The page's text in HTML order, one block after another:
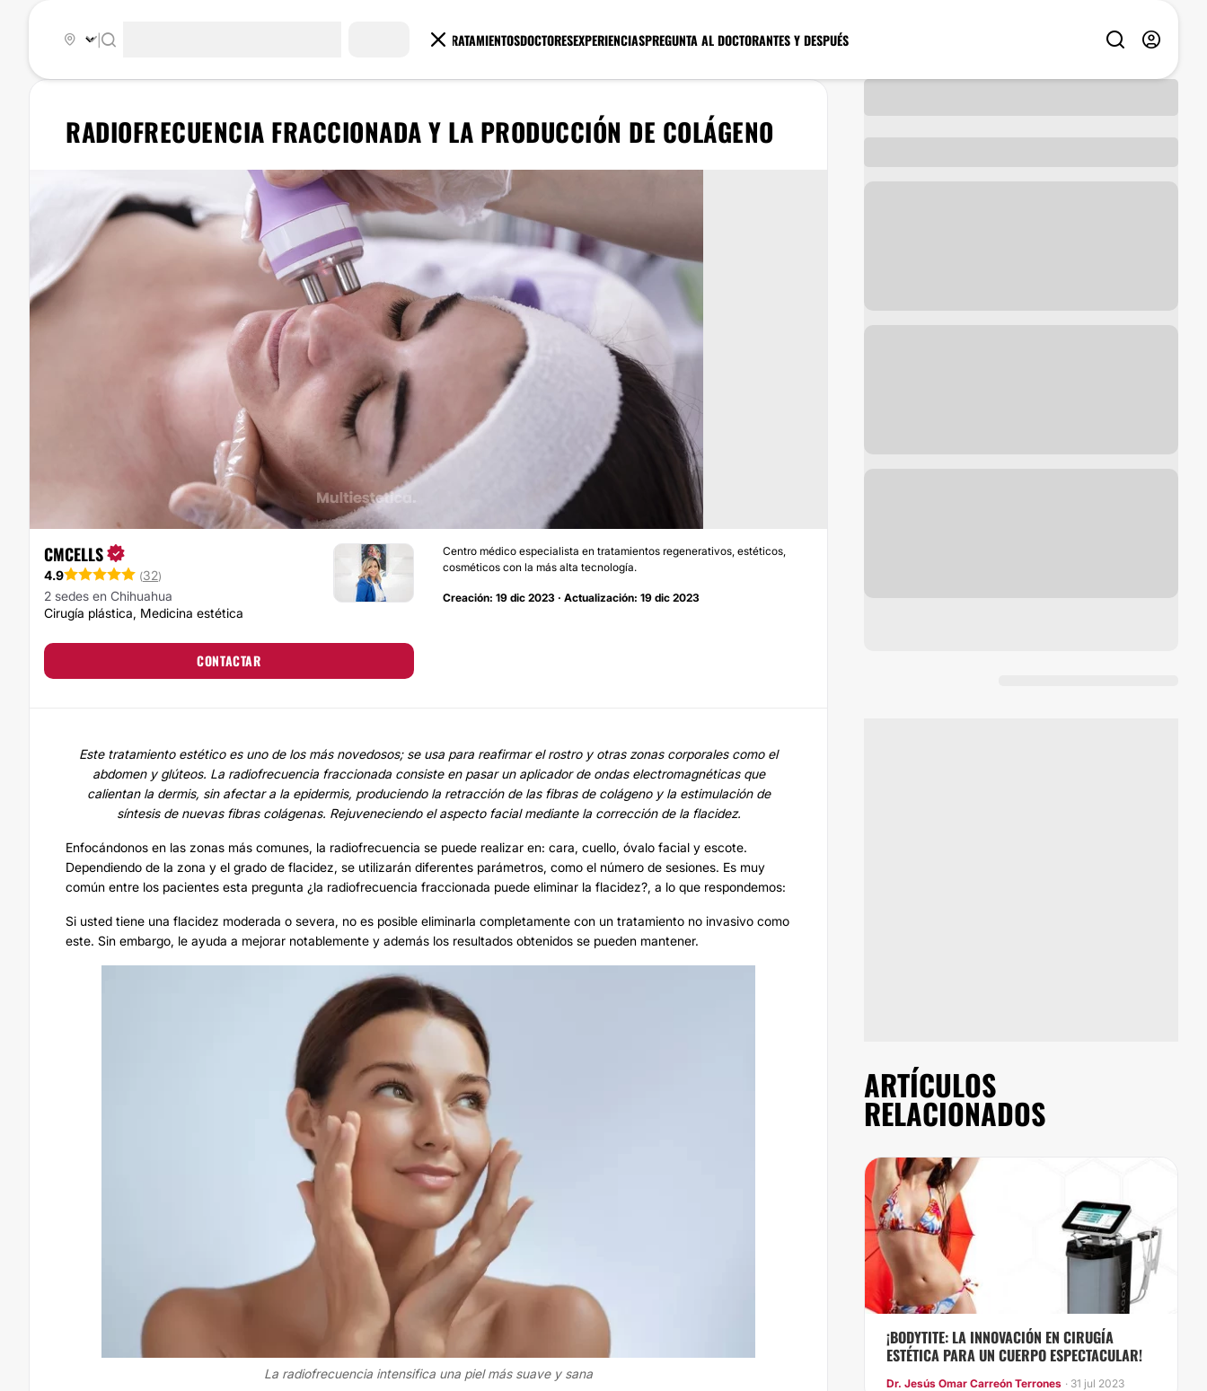
TRATAMIENTOSDOCTORESEXPERIENCIASPREGUNTA AL DOCTORANTES Y DESPUÉS
RADIOFRECUENCIA FRACCIONADA Y LA PRODUCCIÓN DE COLÁGENO
CMCELLS
4.9 (32)
2 sedes en Chihuahua
Cirugía plástica, Medicina estética
CONTACTAR
Centro médico especialista en tratamientos regenerativos, estéticos,
cosméticos con la más alta tecnología.
Creación: 19 dic 2023 · Actualización: 19 dic 2023
Este tratamiento estético es uno de los más novedosos; se usa para reafirmar el rostro y otras zonas corporales como el
abdomen y glúteos. La radiofrecuencia fraccionada consiste en pasar un aplicador de ondas electromagnéticas que
calientan la dermis, sin afectar a la epidermis, produciendo la retracción de las fibras de colágeno y la estimulación de
síntesis de nuevas fibras colágenas. Rejuveneciendo el aspecto facial mediante la corrección de la flacidez.
Enfocándonos en las zonas más comunes, la radiofrecuencia se puede realizar en: cara, cuello, óvalo facial y escote.
Dependiendo de la zona y el grado de flacidez, se utilizarán diferentes parámetros, como el número de sesiones. Es muy
común entre los pacientes esta pregunta ¿la radiofrecuencia fraccionada puede eliminar la flacidez?, a lo que respondemos:
Si usted tiene una flacidez moderada o severa, no es posible eliminarla completamente con un tratamiento no invasivo como
este. Sin embargo, le ayuda a mejorar notablemente y además los resultados obtenidos se pueden mantener.
La radiofrecuencia intensifica una piel más suave y sana
ARTÍCULOS
RELACIONADOS
¡BODYTITE: LA INNOVACIÓN EN CIRUGÍA
ESTÉTICA PARA UN CUERPO ESPECTACULAR!
Dr. Jesús Omar Carreón Terrones · 31 jul 2023